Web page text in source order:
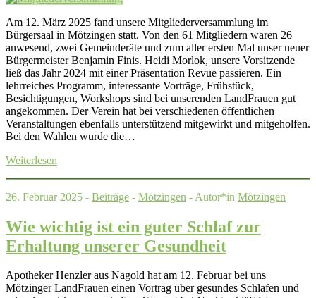
Am 12. März 2025 fand unsere Mitgliederversammlung im
Bürgersaal in Mötzingen statt. Von den 61 Mitgliedern waren 26
anwesend, zwei Gemeinderäte und zum aller ersten Mal unser neuer
Bürgermeister Benjamin Finis. Heidi Morlok, unsere Vorsitzende
ließ das Jahr 2024 mit einer Präsentation Revue passieren. Ein
lehrreiches Programm, interessante Vorträge, Frühstück,
Besichtigungen, Workshops sind bei unserenden LandFrauen gut
angekommen. Der Verein hat bei verschiedenen öffentlichen
Veranstaltungen ebenfalls unterstützend mitgewirkt und mitgeholfen.
Bei den Wahlen wurde die…
Weiterlesen
26. Februar 2025 - Beiträge - Mötzingen - Autor*in Mötzingen
Wie wichtig ist ein guter Schlaf zur
Erhaltung unserer Gesundheit
Apotheker Henzler aus Nagold hat am 12. Februar bei uns
Mötzinger LandFrauen einen Vortrag über gesundes Schlafen und